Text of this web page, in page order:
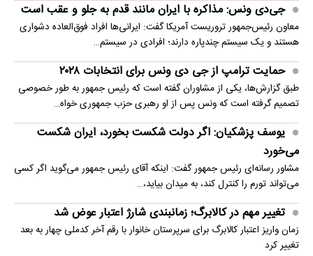
جی‌دی ونس: مذاکره با ایران مانند قدم به جلو و عقب است
معاون رئیس‌جمهور تروریست آمریکا گفت: ایرانی‌ها افراد فوق‌العاده دشواری
هستند و یک سیستم چندپاره دارند؛ افرادی در سیستم…
حمایت ترامپ از جی دی ونس برای انتخابات ۲۰۲۸
طبق گزارش‌ها، یکی از مشاوران گفته است که رئیس جمهور به طور خصوصی
تصمیم گرفته است که ونس پس از او رهبری حزب جمهوری خواه…
یوسف پزشکیان: اگر دولت شکست بخورد، ایران شکست
می‌خورد
مشاور رسانه‌ای رئیس جمهور گفت: اینکه آقای رئیس جمهور می‌گوید اگر کسی
می‌تواند تورم را کنترل کند، به میدان بیاید،…
تغییر مهم در کالابرگ؛ زمانبندی‌ شارژ اعتبار عوض شد
زمان واریز اعتبار کالابرگ برای سرپرستان خانوار با رقم آخر کدملی چهار به بعد
تغییر کرد